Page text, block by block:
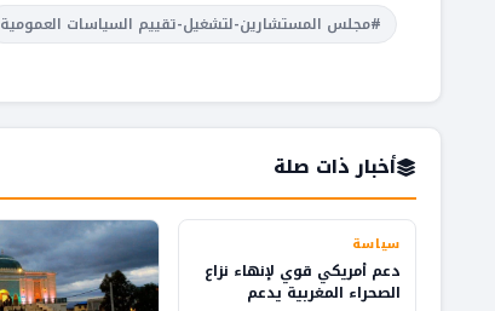
#مجلس المستشارين-لتشغيل-تقييم السياسات العمومية
أخبار ذات صلة
سياسة
دعم أمريكي قوي لإنهاء نزاع
الصحراء المغربية يدعم